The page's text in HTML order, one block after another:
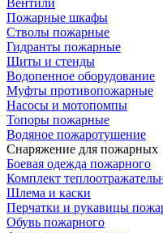
Вентили
Пожарные шкафы
Стволы пожарные
Гидранты пожарные
Щиты и стенды
Водопенное оборудование
Муфты противопожарные
Насосы и мотопомпы
Топоры пожарные
Водяное пожаротушение
Снаряжение для пожарных
Боевая одежда пожарного
Комплект
Шлема и каски
Перчатки и рукавицы
Обувь пожарного